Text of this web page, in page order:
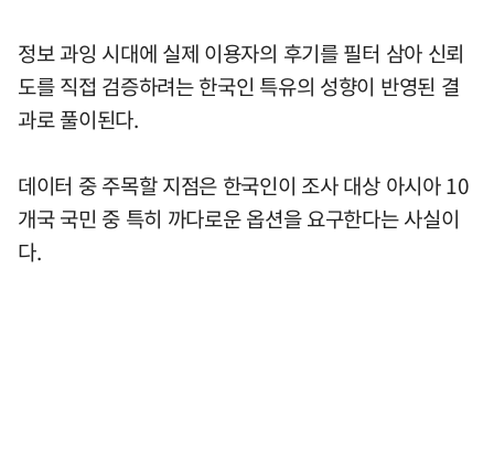
정보 과잉 시대에 실제 이용자의 후기를 필터 삼아 신뢰
도를 직접 검증하려는 한국인 특유의 성향이 반영된 결
과로 풀이된다.
데이터 중 주목할 지점은 한국인이 조사 대상 아시아 10
개국 국민 중 특히 까다로운 옵션을 요구한다는 사실이
다.